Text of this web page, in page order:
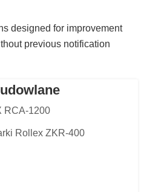
designed for improvement
previous notification
RCA-1200
Rollex ZKR-400